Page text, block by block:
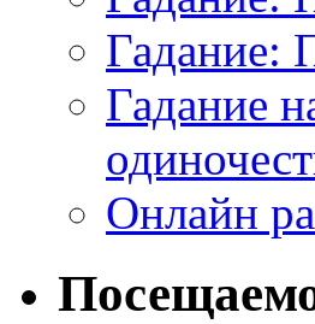
Гадание:
Гадание
Онлайн